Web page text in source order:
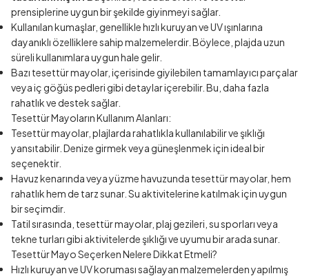
prensiplerine uygun bir şekilde giyinmeyi sağlar.
Kullanılan kumaşlar, genellikle hızlı kuruyan ve UV ışınlarına
dayanıklı özelliklere sahip malzemelerdir. Böylece, plajda uzun
süreli kullanımlara uygun hale gelir.
Bazı tesettür mayolar, içerisinde giyilebilen tamamlayıcı parçalar
veya iç göğüs pedleri gibi detaylar içerebilir. Bu, daha fazla
rahatlık ve destek sağlar.
Tesettür Mayoların Kullanım Alanları:
Tesettür mayolar, plajlarda rahatlıkla kullanılabilir ve şıklığı
yansıtabilir. Denize girmek veya güneşlenmek için ideal bir
seçenektir.
Havuz kenarında veya yüzme havuzunda tesettür mayolar, hem
rahatlık hem de tarz sunar. Su aktivitelerine katılmak için uygun
bir seçimdir.
Tatil sırasında, tesettür mayolar, plaj gezileri, su sporları veya
tekne turları gibi aktivitelerde şıklığı ve uyumu bir arada sunar.
Tesettür Mayo Seçerken Nelere Dikkat Etmeli?
Hızlı kuruyan ve UV koruması sağlayan malzemelerden yapılmış